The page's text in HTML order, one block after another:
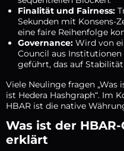
Finalität und Fairness:
Sekunden mit Konsens-
eine faire Reihenfolge
Governance: Wird von
Council aus
geführt, das auf
Viele Neulinge fragen „Was
ist Hedera Hashgraph“. Im
HBAR ist die native
Was ist der
erklärt